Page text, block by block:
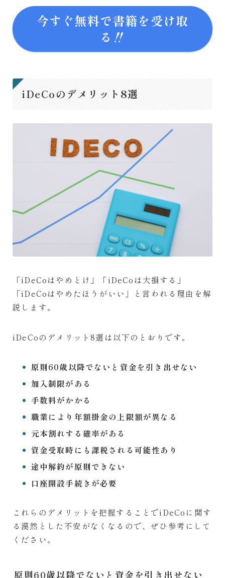
今すぐ無料で書籍を受け取
る‼
iDeCoのデメリット8選
「iDeCoはやめとけ」「iDeCoは大損する」
「iDeCoはやめたほうがいい」と言われる理由を解
説します。
iDeCoのデメリット8選は以下のとおりです。
原則60歳以降でないと資金を引き出せない
加入制限がある
手数料がかかる
職業により年額掛金の上限額が異なる
元本割れする確率がある
資金受取時にも課税される可能性あり
途中解約が原則できない
口座開設手続きが必要
これらのデメリットを把握することでiDeCoに関す
る漠然とした不安がなくなるので、ぜひ参考にして
ください。
原則60歳以降でないと資金を引き出せない